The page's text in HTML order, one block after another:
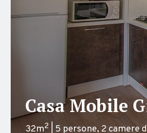
Casa Mobile
32m2 | 5 persone, 2 camere